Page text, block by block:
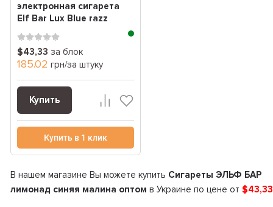
электронная сигарета
Elf Bar Lux Blue razz
lemonade (лимонад
синя...
$43,33 за блок
185.02 грн/за штуку
Купить
Купить в 1 клик
В нашем магазине Вы можете купить Сигареты ЭЛЬФ БАР
лимонад синяя малина оптом в Украине по цене от